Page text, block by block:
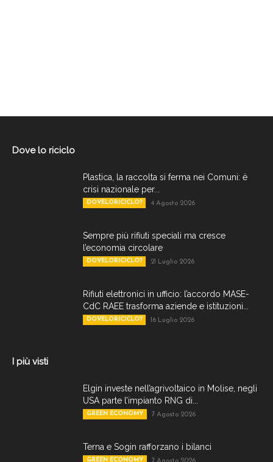
Dove lo riciclo
Plastica, la raccolta si ferma nei Comuni: è
crisi nazionale per...
DOVELORICICLO? 4 Agosto 2026
Sempre più rifiuti speciali ma cresce
l’economia circolare
DOVELORICICLO? 21 Luglio 2026
Rifiuti elettronici in ufficio: l’accordo MASE-
CdC RAEE trasforma aziende e istituzioni...
DOVELORICICLO? 16 Luglio 2026
I più visti
Elgin investe nell’agrivoltaico in Molise, negli
USA parte l’impianto RNG di...
GREEN ECONOMY 7 Agosto 2026
Terna e Sogin rafforzano i bilanci
GREEN ECONOMY